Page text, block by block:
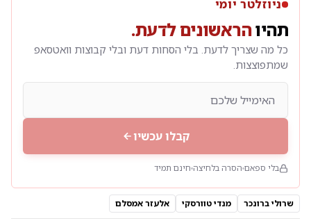
ניוזלטר יומי
תהיוהראשונים לדעת.
כל מה שצריך לדעת. בלי הסחות דעת ובלי קבוצות וואטסאפ
שמתפוצצות.
קבלו עכשיו
בלי ספאם הסרה בלחיצה חינם תמיד
שרולי ברונכר מנדי טוורסקי אלעזר אמסלם